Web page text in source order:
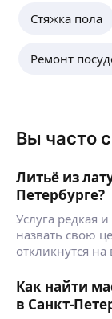
Стяжка пола
Ремонт
Вы часто
Литьё из
Петербурге?
Услуга редкая
назвать свою
откликнутся
Как найти
в Санкт-